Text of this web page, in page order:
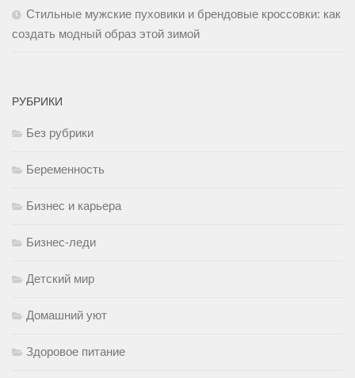
Стильные мужские пуховики и брендовые кроссовки: как
создать модный образ этой зимой
РУБРИКИ
Без рубрики
Беременность
Бизнес и карьера
Бизнес-леди
Детский мир
Домашний уют
Здоровое питание